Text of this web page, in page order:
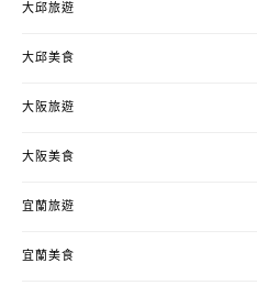
大邱旅遊
大邱美食
大阪旅遊
大阪美食
宜蘭旅遊
宜蘭美食